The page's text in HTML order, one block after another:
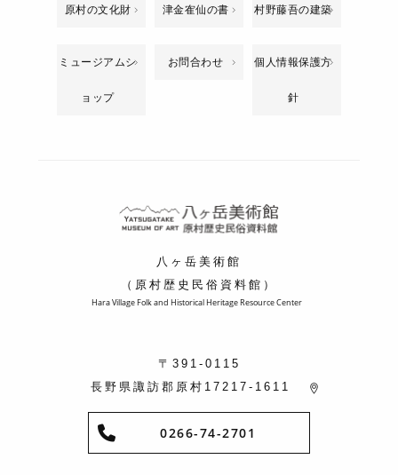
原村の文化財 津金隺仙の書 村野藤吾の建築
ミュージアムシ
ョップ
お問合わせ 個人情報保護方
針
八ヶ岳美術館
（原村歴史民俗資料館）
Hara Village Folk and Historical Heritage Resource Center
〒391-0115
長野県諏訪郡原村17217-1611
0266-74-2701